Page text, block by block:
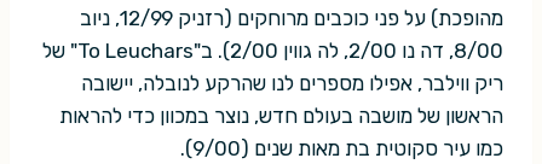
מהופכת) על פני כוכבים מרוחקים (רזניק 12/99, ניוב
8/00, דה נו 2/00, לה גווין 2/00). ב"To Leuchars" של
ריק ווילבר, אפילו מספרים לנו שהרקע לנובלה, יישובה
הראשון של מושבה בעולם חדש, נוצר במכוון כדי להראות
כמו עיר סקוטית בת מאות שנים (9/00).